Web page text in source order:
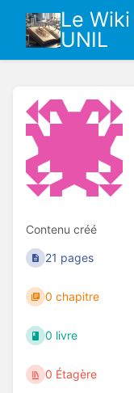
Le
UNIL
Contenu créé
21 pages
0 chapitre
0 livre
0 Étagère